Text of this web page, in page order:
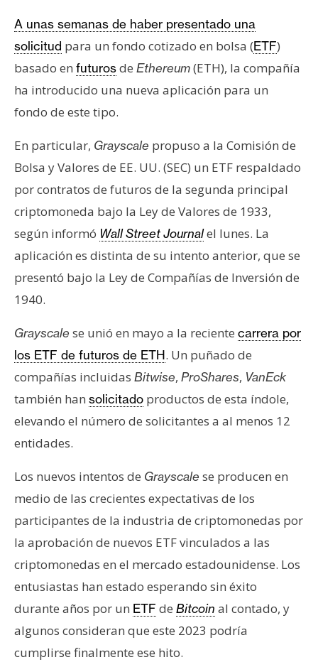
i
s
N
o
a
s
e
P
r
e
n
s
T
e
a
s
R
e
u
r
s
o
C
A unas semanas de haber presentado una
solicitud para un fondo cotizado en bolsa (ETF)
basado en futurosde Ethereum(ETH), la compañía
ha introducido una nueva aplicación para un
fondo de este tipo.
En particular, Grayscale propuso a la Comisión de
Bolsa y Valores de EE. UU. (SEC) un ETF respaldado
por contratos de futuros de la segunda principal
criptomoneda bajo la Ley de Valores de 1933,
según informó Wall Street Journalel lunes. La
aplicación es distinta de su intento anterior, que se
presentó bajo la Ley de Compañías de Inversión de
1940.
Grayscale se unió en mayo a la reciente carrera por
los ETF de futuros de ETH. Un puñado de
compañías incluidas Bitwise, ProShares, VanEck
también han solicitado productos de esta índole,
elevando el número de solicitantes a al menos 12
entidades.
Los nuevos intentos de Grayscale se producen en
medio de las crecientes expectativas de los
participantes de la industria de criptomonedas por
la aprobación de nuevos ETF vinculados a las
criptomonedas en el mercado estadounidense. Los
entusiastas han estado esperando sin éxito
durante años por un ETF de Bitcoin al contado, y
algunos consideran que este 2023 podría
cumplirse finalmente ese hito.